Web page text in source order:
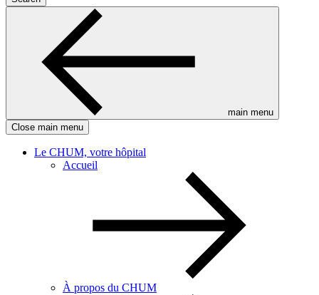
main menu
Close main menu
Le CHUM, votre hôpital
Accueil
À propos du CHUM